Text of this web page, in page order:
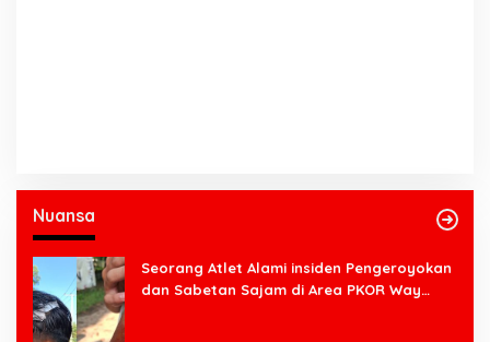
Nuansa
Seorang Atlet Alami insiden Pengeroyokan
dan Sabetan Sajam di Area PKOR Way